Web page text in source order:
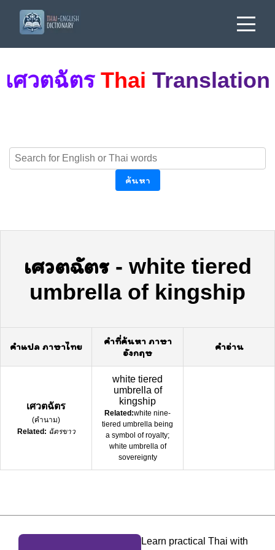
เศวตฉัตร Thai Translation
ค้นหา
เศวตฉัตร- white tiered
umbrella of kingship
คำแปล ภาษาไทย
คำที่ค้นหา ภาษา
อังกฤษ
คำอ่าน
เศวตฉัตร
(คำนาม)
Related: ฉัตรขาว
white tiered
umbrella of
kingship
Related:white nine-
tiered umbrella being
a symbol of royalty;
white umbrella of
sovereignty
Learn practical Thai with